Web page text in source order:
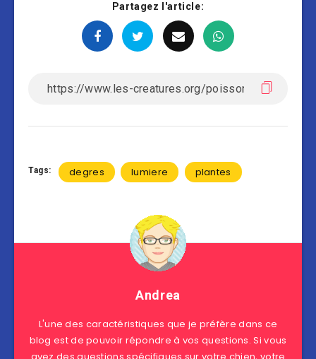
Partagez l'article:
Tags: degres lumiere plantes
Andrea
L'une des caractéristiques que je préfère dans ce
blog est de pouvoir répondre à vos questions. Si vous